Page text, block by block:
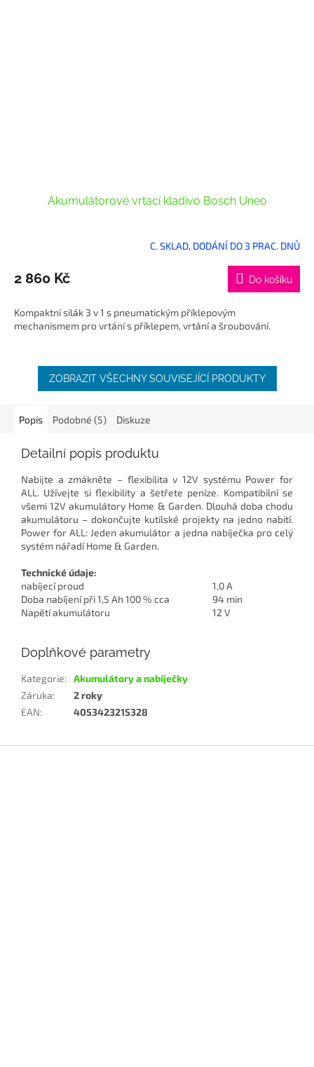
Akumulátorové vrtací kladivo Bosch Uneo
C. SKLAD, DODÁNÍ DO 3 PRAC. DNŮ
2 860 Kč Do košíku
Kompaktní silák 3 v 1 s pneumatickým příklepovým
mechanismem pro vrtání s příklepem, vrtání a šroubování.
ZOBRAZIT VŠECHNY SOUVISEJÍCÍ PRODUKTY
Popis Podobné (5) Diskuze
Detailní popis produktu
Nabijte a zmákněte – flexibilita v 12V systému Power for
ALL. Užívejte si flexibility a šetřete peníze. Kompatibilní se
všemi 12V akumulátory Home & Garden. Dlouhá doba chodu
akumulátoru – dokončujte kutilské projekty na jedno nabití.
Power for ALL: Jeden akumulátor a jedna nabíječka pro celý
systém nářadí Home & Garden.
Technické údaje:
nabíjecí proud
1,0 A
Doba nabíjení při 1,5 Ah 100 % cca
94 min
Napětí akumulátoru
12 V
Doplňkové parametry
Kategorie: Akumulátory a nabíječky
Záruka:
2 roky
EAN: 4053423215328